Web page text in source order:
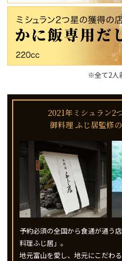
※全て2人
2021年ミシュラン2
御料理 ふじ居監修
予約必須の全国から食通が通う
料理ふじ居」。
地元富山を愛し、地元にこだわ